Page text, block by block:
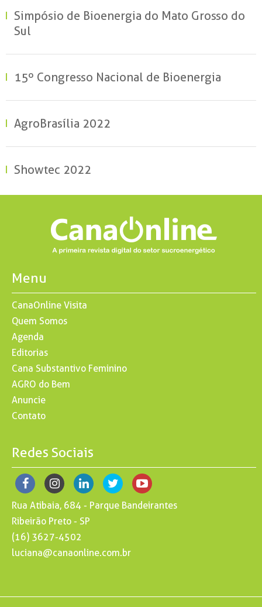
Simpósio de Bioenergia do Mato Grosso do
Sul
15º Congresso Nacional de Bioenergia
AgroBrasília 2022
Showtec 2022
Menu
CanaOnline Visita
Quem Somos
Agenda
Editorias
Cana Substantivo Feminino
AGRO do Bem
Anuncie
Contato
Redes Sociais
Rua Atibaia, 684 - Parque Bandeirantes
Ribeirão Preto - SP
(16) 3627-4502
luciana@canaonline.com.br